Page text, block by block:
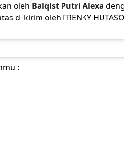
oleh Balqist Putri Alexa
di kirim oleh FRENKY
: